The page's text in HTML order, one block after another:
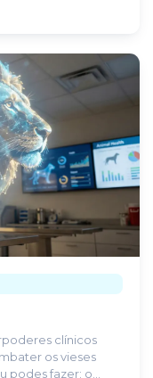
clínicos
os vieses
podes fazer: o